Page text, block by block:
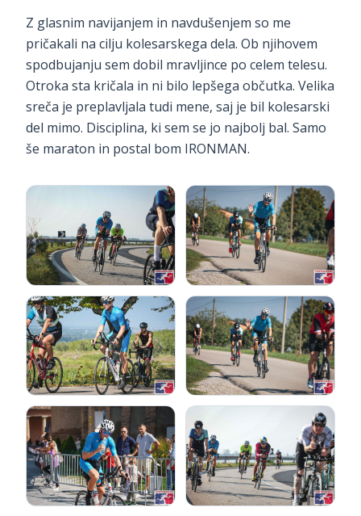
Z glasnim navijanjem in navdušenjem so me
pričakali na cilju kolesarskega dela. Ob njihovem
spodbujanju sem dobil mravljince po celem telesu.
Otroka sta kričala in ni bilo lepšega občutka. Velika
sreča je preplavljala tudi mene, saj je bil kolesarski
del mimo. Disciplina, ki sem se jo najbolj bal. Samo
še maraton in postal bom IRONMAN.